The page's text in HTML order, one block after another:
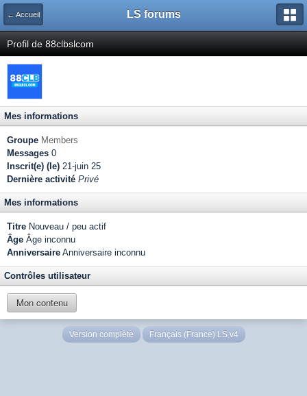
← Accueil LS forums
Profil de 88clbslcom
Mes informations
Groupe Members
Messages 0
Inscrit(e) (le) 21-juin 25
Dernière activité Privé
Mes informations
Titre Nouveau / peu actif
Âge Âge inconnu
Anniversaire Anniversaire inconnu
Contrôles utilisateur
Mon contenu
Version complète Français (France) LS v4